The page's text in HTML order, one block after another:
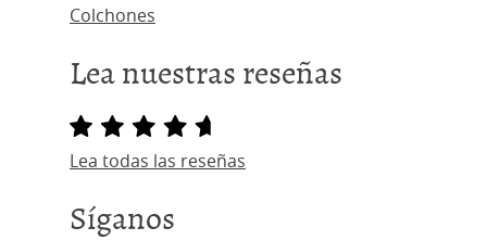
Colchones
Lea nuestras reseñas
Lea todas las reseñas
Síganos